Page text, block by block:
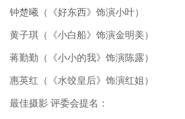
钟楚曦（《好东西》饰演小叶）
黄子琪（《小白船》饰演金明美）
蒋勤勤（《小小的我》饰演陈露）
惠英红（《水饺皇后》饰演红姐）
最佳摄影 评委会提名：